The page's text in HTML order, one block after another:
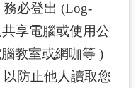
必登出 (Log-
享電腦或使用公
教室或網咖等 )
以防止他人讀取您